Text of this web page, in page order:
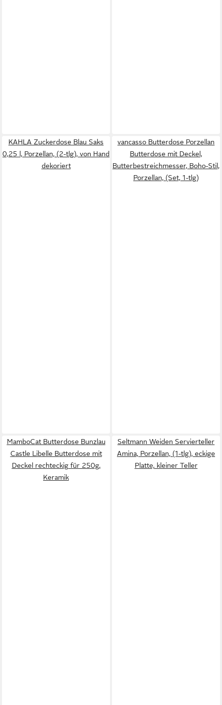
KAHLA Zuckerdose Blau Saks
0,25 l, Porzellan, (2-tlg), von Hand
dekoriert
vancasso Butterdose Porzellan
Butterdose mit Deckel,
Butterbestreichmesser, Boho-Stil,
Porzellan, (Set, 1-tlg)
MamboCat Butterdose Bunzlau
Castle Libelle Butterdose mit
Deckel rechteckig für 250g,
Keramik
Seltmann Weiden Servierteller
Amina, Porzellan, (1-tlg), eckige
Platte, kleiner Teller